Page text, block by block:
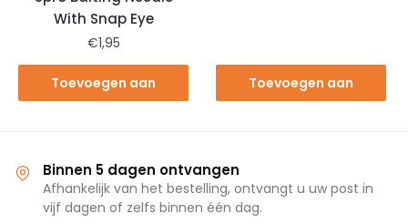
With Snap Eye
€1,95
Toevoegen aan
Toevoegen aan
Binnen 5 dagen ontvangen
Afhankelijk van het bestelling, ontvangt u uw post in
vijf dagen of zelfs binnen één dag.